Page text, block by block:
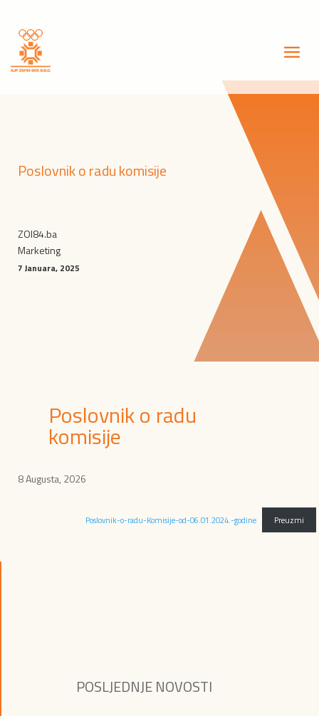
Poslovnik o radu komisije
ZOI84.ba
Marketing
7 Januara, 2025
Poslovnik o radu
komisije
8 Augusta, 2026
Poslovnik-o-radu-Komisije-od-06.01.2024.-godine Preuzmi
POSLJEDNJE NOVOSTI